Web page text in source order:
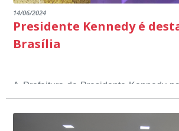
14/06/2024
Presidente Kennedy é
Brasília
A Prefeitura de Presidente Kennedy
nacional do 12º Prêmio
Empreendedora, que visou valorizar